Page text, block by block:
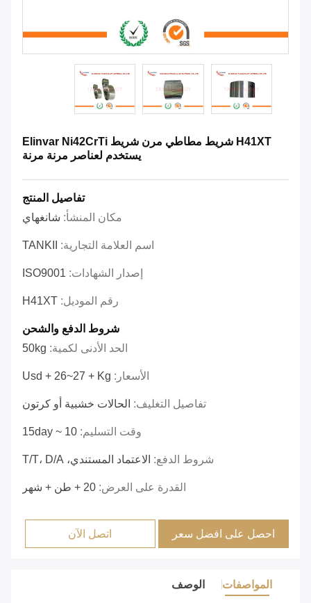
H41XT شريط مطاطي مرن شريط Elinvar Ni42CrTi
يستخدم لعناصر مرنة مرنة
تفاصيل المنتج
مكان المنشأ: شانغهاي
اسم العلامة التجارية: TANKII
إصدار الشهادات: ISO9001
رقم الموديل: H41XT
شروط الدفع والشحن
الحد الأدنى لكمية: 50kg
الأسعار: Usd + 26~27 + Kg
تفاصيل التغليف: الحالات خشبية أو كرتون
وقت التسليم: 10 ~ 15day
شروط الدفع: الاعتماد المستندي، T/T، D/A
القدرة على العرض: 20 + طن + شهر
احصل على افضل سعر اتصل الآن
المواصفات الوصف